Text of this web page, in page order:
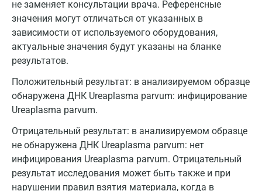
не заменяет консультации врача. Референсные
значения могут отличаться от указанных в
зависимости от используемого оборудования,
актуальные значения будут указаны на бланке
результатов.
Положительный результат: в анализируемом образце
обнаружена ДНК Ureaplasma parvum: инфицирование
Ureaplasma parvum.
Отрицательный результат: в анализируемом образце
не обнаружена ДНК Ureaplasma parvum: нет
инфицирования Ureaplasma parvum. Отрицательный
результат исследования может быть также и при
нарушении правил взятия материала, когда в